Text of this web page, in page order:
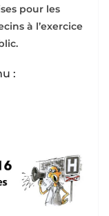
pour les
à l’exercice
: